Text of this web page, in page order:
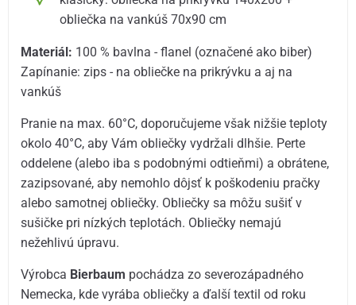
obliečka na vankúš 70x90 cm
Materiál: 100 % bavlna - flanel (označené ako biber)
Zapínanie: zips - na obliečke na prikrývku a aj na
vankúš
Pranie na max. 60°C, doporučujeme však nižšie teploty
okolo 40°C, aby Vám obliečky vydržali dlhšie. Perte
oddelene (alebo iba s podobnými odtieňmi) a obrátene,
zazipsované, aby nemohlo dôjsť k poškodeniu pračky
alebo samotnej obliečky. Obliečky sa môžu sušiť v
sušičke pri nízkých teplotách. Obliečky nemajú
nežehlivú úpravu.
Výrobca Bierbaum pochádza zo severozápadného
Nemecka, kde vyrába obliečky a ďalší textil od roku